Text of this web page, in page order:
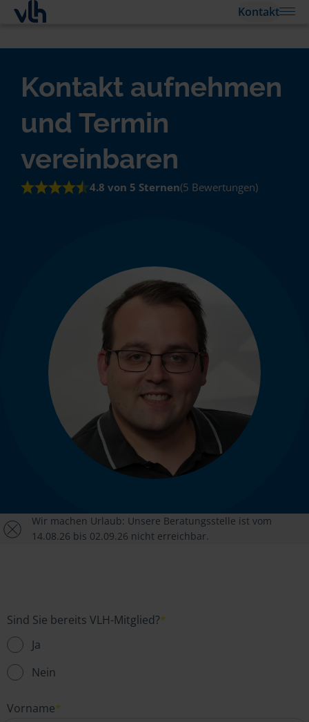
Kontakt
Kontakt aufnehmen
und Termin
vereinbaren
4.8 von 5 Sternen(5 Bewertungen)
Wir machen Urlaub: Unsere Beratungsstelle ist vom
14.08.26 bis 02.09.26 nicht erreichbar.
Sind Sie bereits VLH-Mitglied?*
Ja
Nein
Vorname*